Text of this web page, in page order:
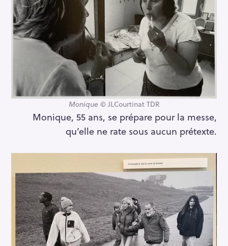
Monique© JLCourtinat TDR
Monique, 55 ans, se prépare pour la messe,
qu’elle ne rate sous aucun prétexte.